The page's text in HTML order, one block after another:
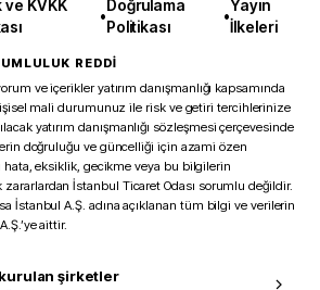
ve KVKK
•
Doğrulama
Politikası
•
Yayın
İlkeleri
REDDİ
ve içerikler yatırım danışmanlığı kapsamında
mali durumunuz ile risk ve getiri tercihlerinize
yatırım danışmanlığı sözleşmesi çerçevesinde
doğruluğu ve güncelliği için azami özen
hata, eksiklik, gecikme veya bu bilgilerin
zararlardan İstanbul Ticaret Odası sorumlu değildir.
İstanbul A.Ş. adına açıklanan tüm bilgi ve verilerin
aittir.
kurulan şirketler